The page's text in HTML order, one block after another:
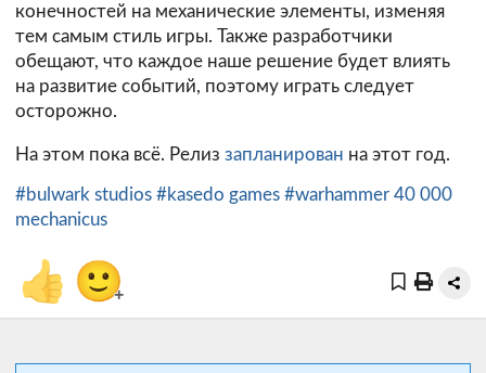
конечностей на механические элементы, изменяя
тем самым стиль игры. Также разработчики
обещают, что каждое наше решение будет влиять
на развитие событий, поэтому играть следует
осторожно.
На этом пока всё. Релиз запланирован на этот год.
#bulwark studios #kasedo games #warhammer 40 000
mechanicus
👍 🙂+